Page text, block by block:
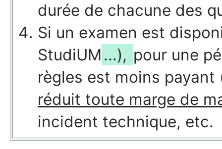
durée de chacune des
Si un examen est
StudiUM ...), pour une
règles est moins
réduit toute marge de
incident technique, etc.